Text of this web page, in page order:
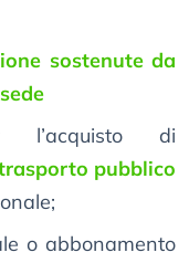
sostenute da
l’acquisto di
pubblico
o abbonamento